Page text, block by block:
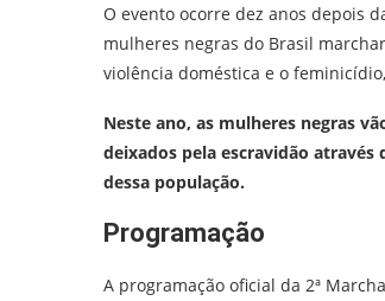
O evento ocorre dez anos depois
mulheres negras do Brasil
violência doméstica e o
Neste ano, as mulheres negras
deixados pela escravidão
dessa população.
Programação
A programação oficial da 2ª